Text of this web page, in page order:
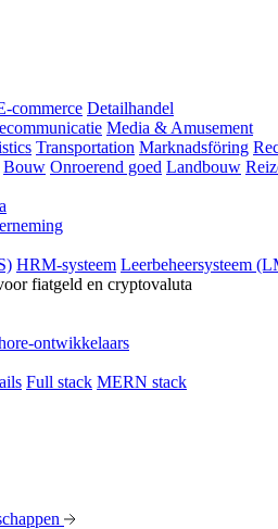
commerce Detailhandel
Media & Amusement
Transportation Marknadsföring
Bouw Onroerend goed Landbouw
HRM-systeem Leerbeheersysteem
fiatgeld en cryptovaluta
ontwikkelaars
Full stack MERN stack